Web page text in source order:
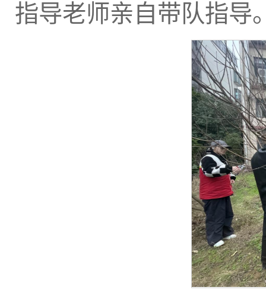
指导老师亲自带队指导